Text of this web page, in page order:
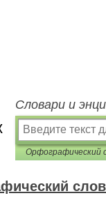
Словари и